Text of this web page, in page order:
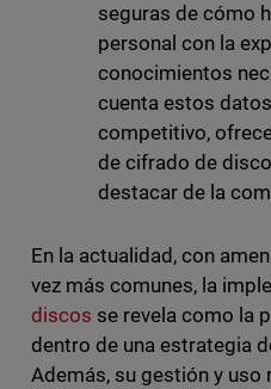
seguras de cómo
personal con la
conocimientos
cuenta estos
competitivo,
de cifrado de
destacar de la
En la actualidad, con
vez más comunes, la
discos se revela como la
dentro de una estrategia
Además, su gestión y uso